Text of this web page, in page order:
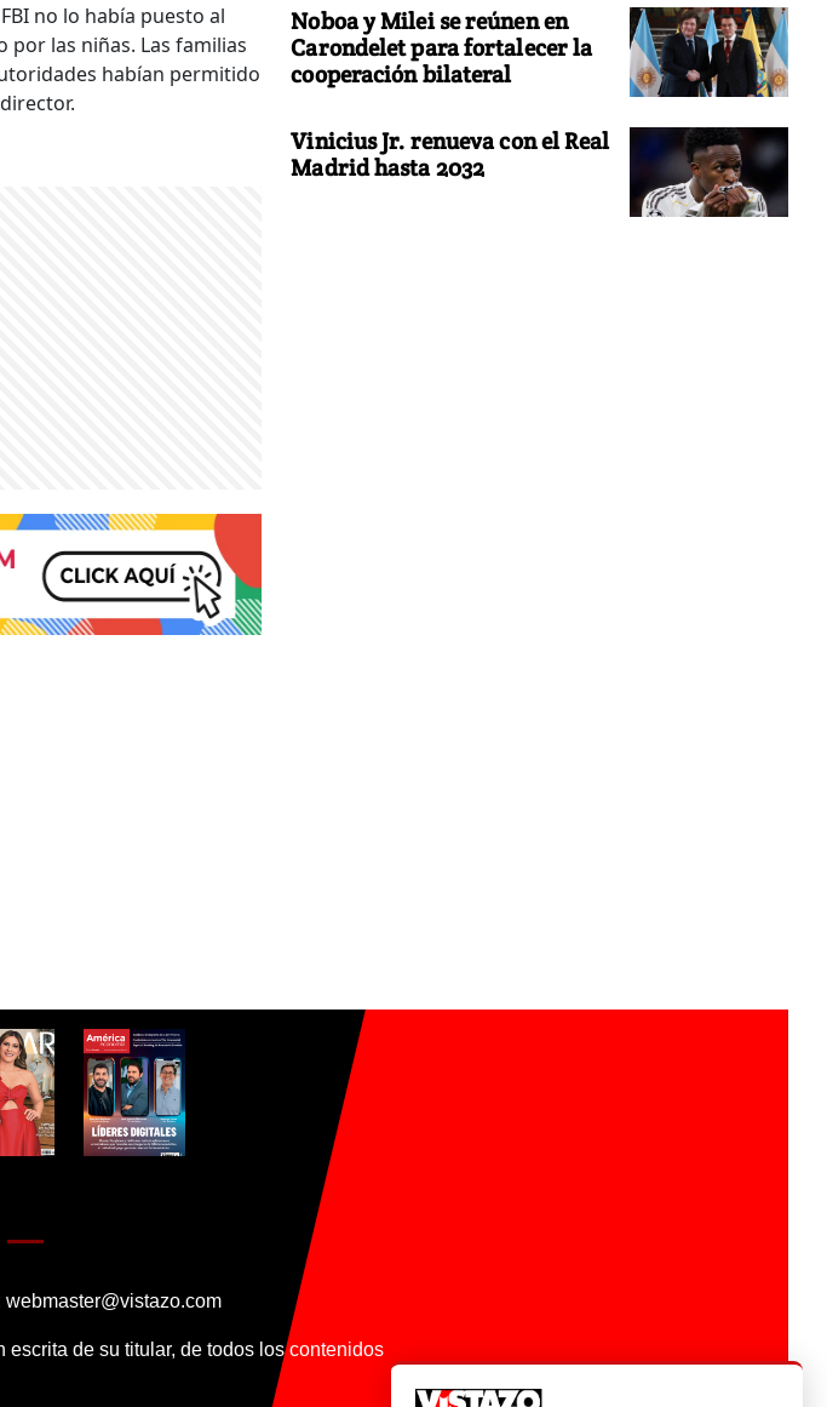
no lo había puesto al
las niñas. Las familias
habían permitido
Noboa y Milei se reúnen en
Carondelet para fortalecer la
cooperación bilateral
Vinicius Jr. renueva con el Real
Madrid hasta 2032
webmaster@vistazo.com
de su titular, de todos los contenidos